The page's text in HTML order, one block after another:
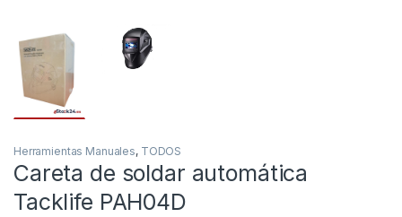
Herramientas Manuales, TODOS
Careta de soldar automática
Tacklife PAH04D